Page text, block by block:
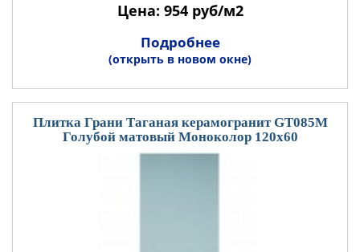
Цена: 954 руб/м2
Подробнее
(открыть в новом окне)
Плитка Грани Таганая керамогранит GT085М
Голубой матовый Моноколор 120x60